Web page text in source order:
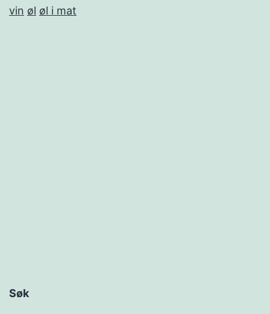
vin øl øl i mat
Søk